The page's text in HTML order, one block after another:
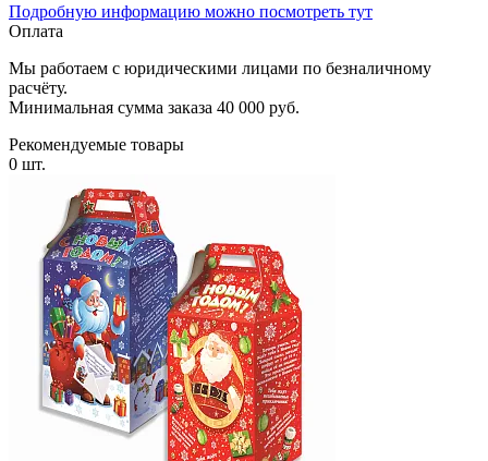
Подробную информацию можно посмотреть тут
Оплата
Мы работаем с юридическими лицами по безналичному
расчёту.
Минимальная сумма заказа 40 000 руб.
Рекомендуемые товары
0 шт.